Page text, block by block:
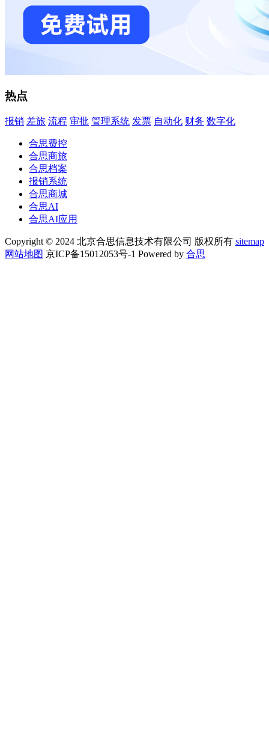
热点
报销 差旅 流程 审批 管理系统 发票 自动化 财务 数字化
合思费控
合思商旅
合思档案
报销系统
合思商城
合思AI
合思AI应用
Copyright © 2024 北京合思信息技术有限公司 版权所有 sitemap
网站地图 京ICP备15012053号-1 Powered by 合思